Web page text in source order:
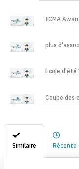
ICMA Award
plus
École d'été
Coupe des
Similaire Récente